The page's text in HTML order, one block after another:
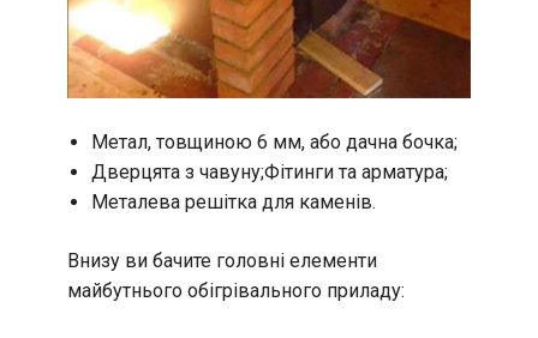
Метал, товщиною 6 мм, або дачна бочка;
Дверцята з чавуну;Фітинги та арматура;
Металева решітка для каменів.
Внизу ви бачите головні елементи
майбутнього обігрівального приладу: